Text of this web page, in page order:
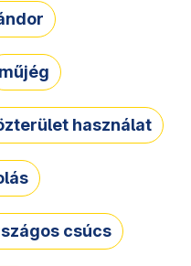
műjég
használat
csúcs